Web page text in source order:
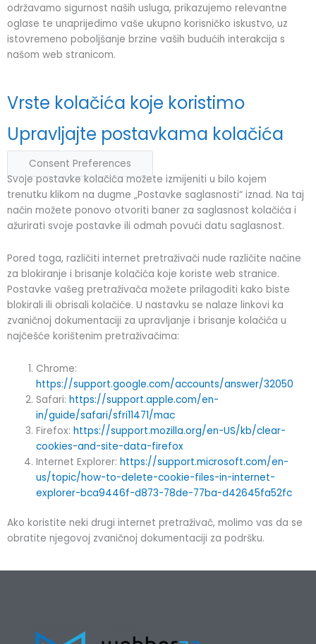
održavamo sigurnost naših usluga, prikazujemo relevantne
oglase te unaprijedimo vaše ukupno korisničko iskustvo, uz
istovremeno poboljšanje brzine vaših budućih interakcija s
našom web stranicom.
Vrste kolačića koje koristimo
Upravljajte postavkama kolačića
Consent Preferences
Svoje postavke kolačića možete izmijeniti u bilo kojem
trenutku klikom na dugme „Postavke saglasnosti“ iznad. Na taj
način možete ponovo otvoriti baner za saglasnost kolačića i
ažurirati svoje postavke ili odmah povući datu saglasnost.
Pored toga, različiti internet pretraživači nude različite načine
za blokiranje i brisanje kolačića koje koriste web stranice.
Postavke vašeg pretraživača možete prilagoditi kako biste
blokirali ili obrisali kolačiće. U nastavku se nalaze linkovi ka
zvaničnoj dokumentaciji za upravljanje i brisanje kolačića u
najčešće korištenim pretraživačima:
Chrome:
https://support.google.com/accounts/answer/32050
Safari:https://support.apple.com/en-
in/guide/safari/sfri11471/mac
Firefox:https://support.mozilla.org/en-US/kb/clear-
cookies-and-site-data-firefox
Internet Explorer:https://support.microsoft.com/en-
us/topic/how-to-delete-cookie-files-in-internet-
explorer-bca9446f-d873-78de-77ba-d42645fa52fc
Ako koristite neki drugi internet pretraživač, molimo vas da se
obratite njegovoj zvaničnoj dokumentaciji za podršku.